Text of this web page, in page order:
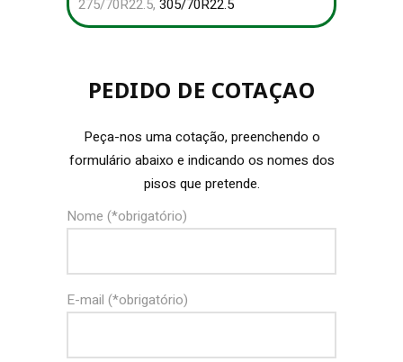
275/70R22.5, 305/70R22.5
PEDIDO DE COTAÇAO
Peça-nos uma cotação, preenchendo o
formulário abaixo e indicando os nomes dos
pisos que pretende.
Nome (*obrigatório)
E-mail (*obrigatório)